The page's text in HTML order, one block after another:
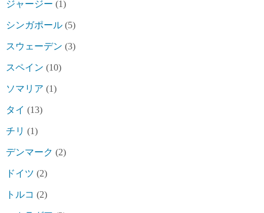
ジャージー (1)
シンガポール (5)
スウェーデン (3)
スペイン (10)
ソマリア (1)
タイ (13)
チリ (1)
デンマーク (2)
ドイツ (2)
トルコ (2)